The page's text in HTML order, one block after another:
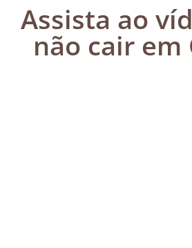
Assista ao
não cair em